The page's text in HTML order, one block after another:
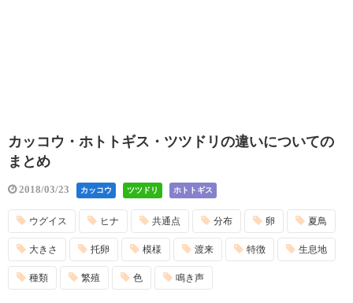
カッコウ・ホトトギス・ツツドリの違いについての
まとめ
2018/03/23 カッコウ ツツドリ ホトトギス
ウグイス ヒナ 共通点 分布 卵 夏鳥
大きさ 托卵 模様 渡来 特徴 生息地
種類 繁殖 色 鳴き声